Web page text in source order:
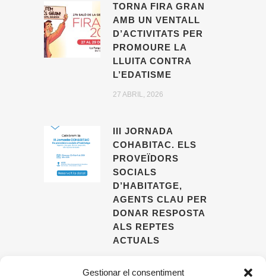
Gestionar el consentiment
TORNA FIRA GRAN
AMB UN VENTALL
D’ACTIVITATS PER
PROMOURE LA
LLUITA CONTRA
L’EDATISME
27 ABRIL, 2026
III JORNADA
COHABITAC. ELS
PROVEÏDORS
SOCIALS
D’HABITATGE,
AGENTS CLAU PER
DONAR RESPOSTA
ALS REPTES
ACTUALS